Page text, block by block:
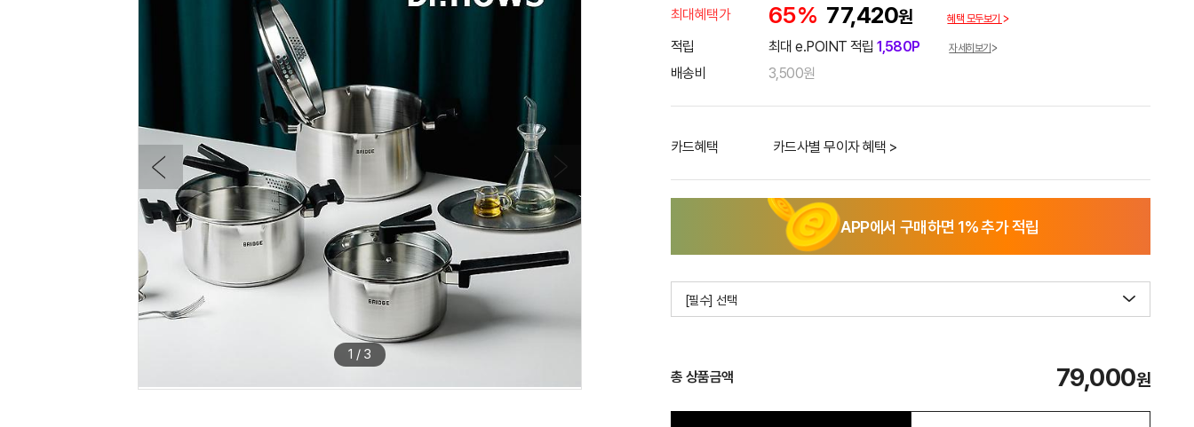
1 / 3
최대혜택가
65% 77,420원 혜택 모두보기
적립 최대 e.POINT 적립1,580P 자세히보기
배송비 3,500원
카드혜택 카드사별 무이자 혜택 >
APP에서 구매하면 1% 추가 적립
[필수] 선택
총 상품금액 79,000원